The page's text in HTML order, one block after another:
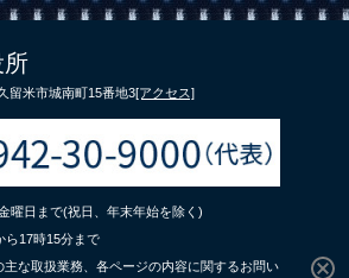
所
留米市城南町15番地3[アクセス]
曜日まで(祝日、年末年始を除く)
ら17時15分まで
主な取扱業務、各ページの内容に関するお問い